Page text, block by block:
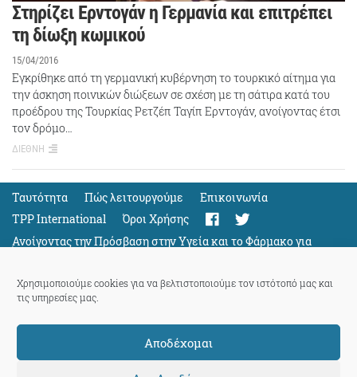
Χρησιμοποιούμε cookies για να βελτιστοποιούμε τον ιστότοπό μας και
τις υπηρεσίες μας.
Αποδέχομαι
Στηρίζει Ερντογάν η Γερμανία και επιτρέπει
τη δίωξη κωμικού
15/04/2016
Εγκρίθηκε από τη γερμανική κυβέρνηση το τουρκικό αίτημα για
την άσκηση ποινικών διώξεων σε σχέση με τη σάτιρα κατά του
προέδρου της Τουρκίας Ρετζέπ Ταγίπ Ερντογάν, ανοίγοντας έτσι
τον δρόμο…
ΔΙΕΘΝΗ
Ταυτότητα Πώς λειτουργούμε
Eπικοινωνία
TPP International
Όροι Χρήσης
Ανοίγοντας την Πρόσβαση στην Υγεία και το Φάρμακο για
Όλους
Support
ThePressProject
powered by our community members